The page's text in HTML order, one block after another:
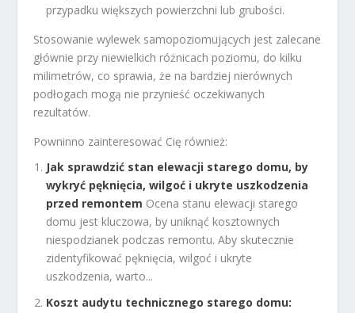
przypadku większych powierzchni lub grubości.
Stosowanie wylewek samopoziomujących jest zalecane
głównie przy niewielkich różnicach poziomu, do kilku
milimetrów, co sprawia, że na bardziej nierównych
podłogach mogą nie przynieść oczekiwanych
rezultatów.
Powninno zainteresować Cię również:
Jak sprawdzić stan elewacji starego domu, by
wykryć pęknięcia, wilgoć i ukryte uszkodzenia
przed remontem Ocena stanu elewacji starego
domu jest kluczowa, by uniknąć kosztownych
niespodzianek podczas remontu. Aby skutecznie
zidentyfikować pęknięcia, wilgoć i ukryte
uszkodzenia, warto...
Koszt audytu technicznego starego domu: